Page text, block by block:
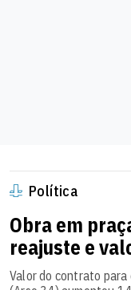
Política
Obra em
reajuste e
Valor do contrato